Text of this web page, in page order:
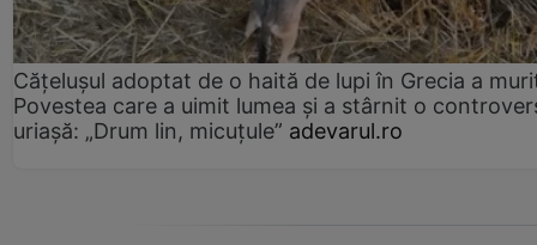
Cățelușul adoptat de o haită de lupi în Grecia a
Povestea care a uimit lumea și a stârnit o
uriașă: „Drum lin, micuțule” adevarul.ro